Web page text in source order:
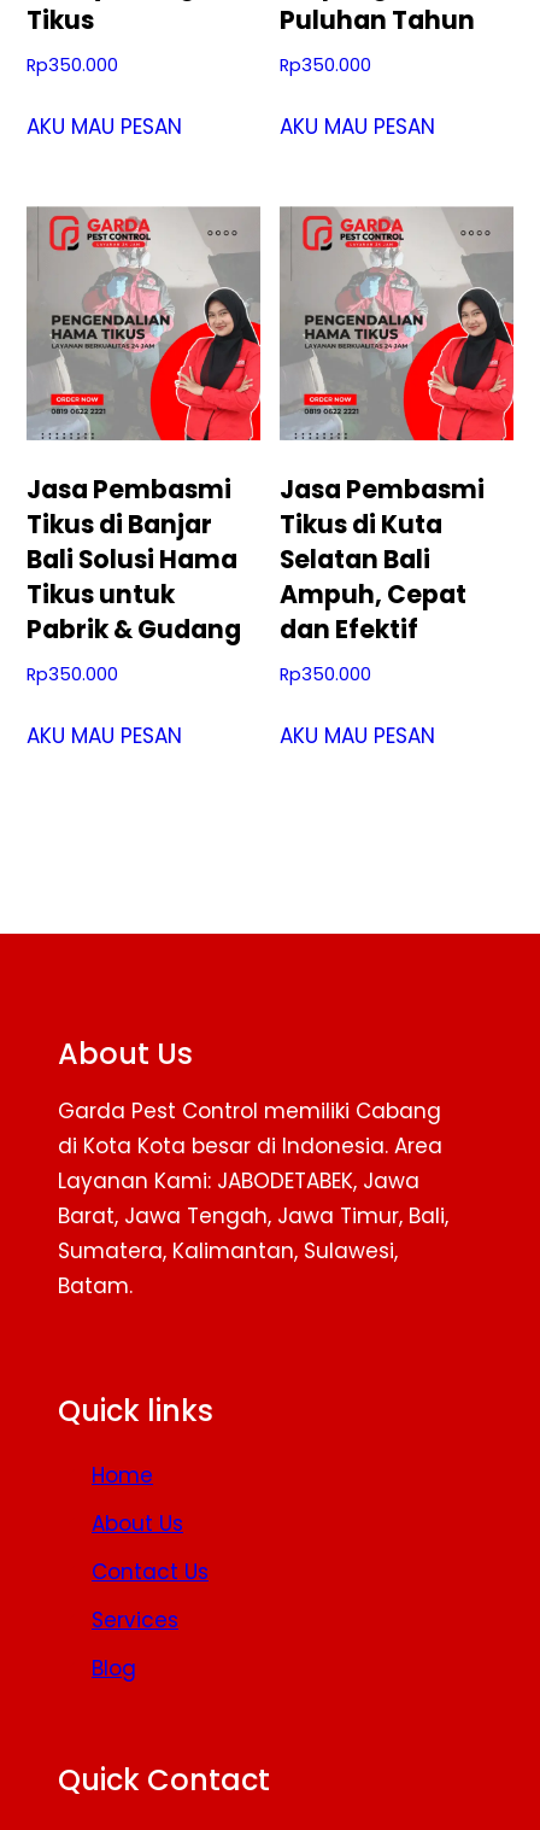
Tikus
Rp350.000
AKU MAU PESAN
Puluhan Tahun
Rp350.000
AKU MAU PESAN
Jasa Pembasmi
Tikus di Banjar
Bali Solusi Hama
Tikus untuk
Pabrik & Gudang
Rp350.000
AKU MAU PESAN
Jasa Pembasmi
Tikus di Kuta
Selatan Bali
Ampuh, Cepat
dan Efektif
Rp350.000
AKU MAU PESAN
About Us
Garda Pest Control memiliki Cabang
di Kota Kota besar di Indonesia. Area
Layanan Kami: JABODETABEK, Jawa
Barat, Jawa Tengah, Jawa Timur, Bali,
Sumatera, Kalimantan, Sulawesi,
Batam.
Quick links
Home
About Us
Contact Us
Services
Blog
Quick Contact